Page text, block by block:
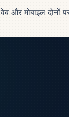
और मोबाइल